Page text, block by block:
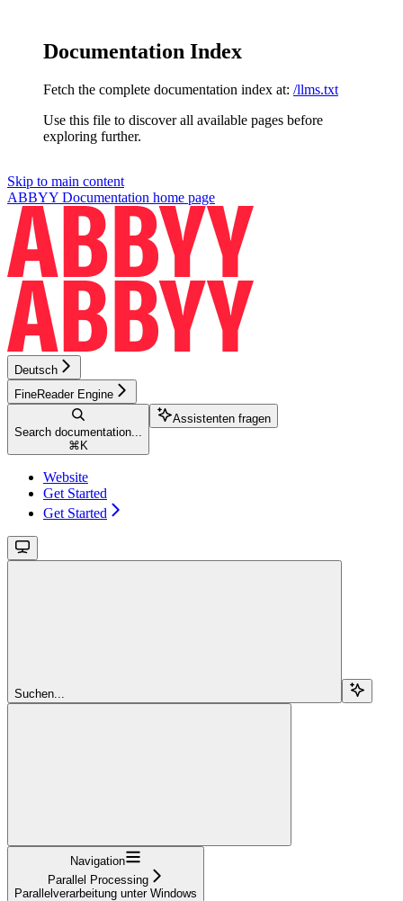
Documentation Index
Fetch the complete documentation index at: /llms.txt
Use this file to discover all available pages before
exploring further.
Skip to main content
ABBYY Documentation home page
Deutsch
FineReader Engine
Search documentation...
⌘ K
Assistenten fragen
Website
Get Started
Get Started
Suchen...
Navigation
Parallel Processing
Parallelverarbeitung unter Windows